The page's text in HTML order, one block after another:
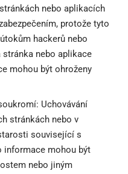
nebo aplikacích
protože tyto
hackerů nebo
stránka nebo aplikace
mohou být ohroženy
Uchovávání
stránkách nebo v
související s
informace mohou být
nebo jiným